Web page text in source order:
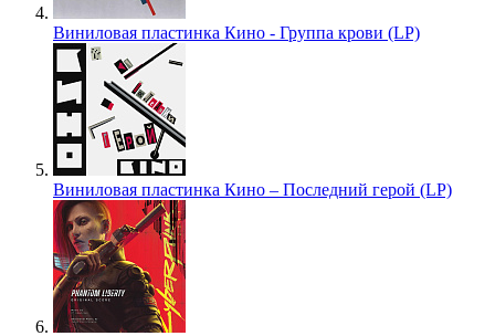
Виниловая пластинка Кино - Группа крови (LP)
Виниловая пластинка Кино – Последний герой (LP)